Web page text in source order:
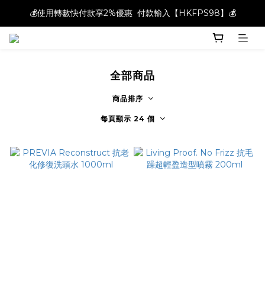
💰使用轉數快付款享2%優惠  付款輸入【HKFPS98】💰
💰使用轉數快付款享2%優惠  付款輸入【HKFPS98】💰
新註冊會員即享$20購物金｜全店滿$400本地免運費📦!
全部商品
商品排序
每頁顯示 24 個